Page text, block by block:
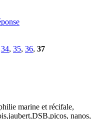
34, 35, 36, 37
marine et récifale,
nanos,